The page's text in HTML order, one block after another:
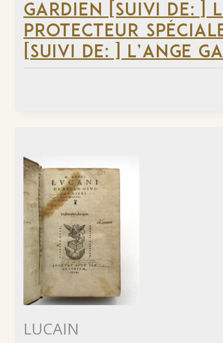
GARDIEN [SUIVI DE: ]
PROTECTEUR
[SUIVI DE: ] L’ANGE
LUCAIN